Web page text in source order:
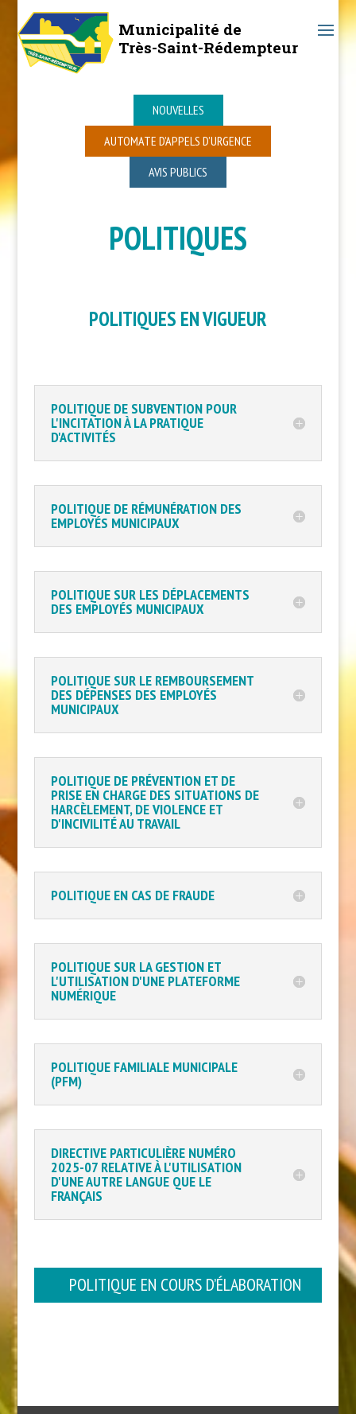
Municipalité de
Très-Saint-Rédempteur
NOUVELLES
AUTOMATE D’APPELS D’URGENCE
AVIS PUBLICS
POLITIQUES
POLITIQUES EN VIGUEUR
POLITIQUE DE SUBVENTION POUR
L'INCITATION À LA PRATIQUE
D'ACTIVITÉS
POLITIQUE DE RÉMUNÉRATION DES
EMPLOYÉS MUNICIPAUX
POLITIQUE SUR LES DÉPLACEMENTS
DES EMPLOYÉS MUNICIPAUX
POLITIQUE SUR LE REMBOURSEMENT
DES DÉPENSES DES EMPLOYÉS
MUNICIPAUX
POLITIQUE DE PRÉVENTION ET DE
PRISE EN CHARGE DES SITUATIONS DE
HARCÈLEMENT, DE VIOLENCE ET
D'INCIVILITÉ AU TRAVAIL
POLITIQUE EN CAS DE FRAUDE
POLITIQUE SUR LA GESTION ET
L'UTILISATION D'UNE PLATEFORME
NUMÉRIQUE
POLITIQUE FAMILIALE MUNICIPALE
(PFM)
DIRECTIVE PARTICULIÈRE NUMÉRO
2025-07 RELATIVE À L'UTILISATION
D'UNE AUTRE LANGUE QUE LE
FRANÇAIS
POLITIQUE EN COURS D’ÉLABORATION